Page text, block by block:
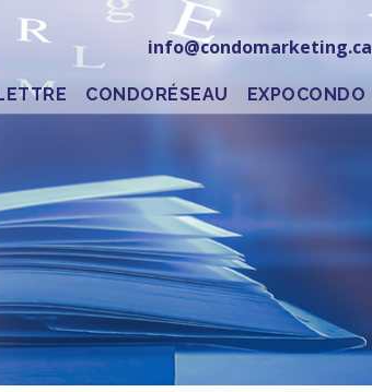
info@condomarketing.ca
CONDORÉSEAU
EXPOCONDO